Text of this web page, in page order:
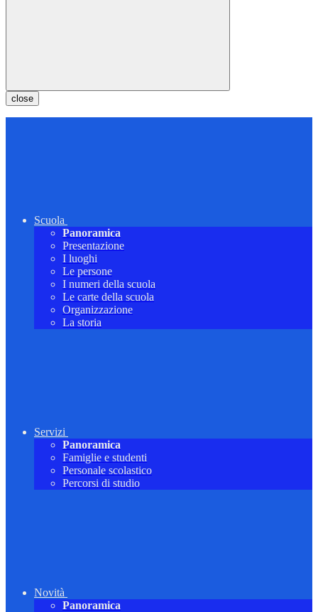
close
Scuola
Panoramica
Presentazione
I luoghi
Le persone
I numeri della scuola
Le carte della scuola
Organizzazione
La storia
Servizi
Panoramica
Famiglie e studenti
Personale scolastico
Percorsi di studio
Novità
Panoramica